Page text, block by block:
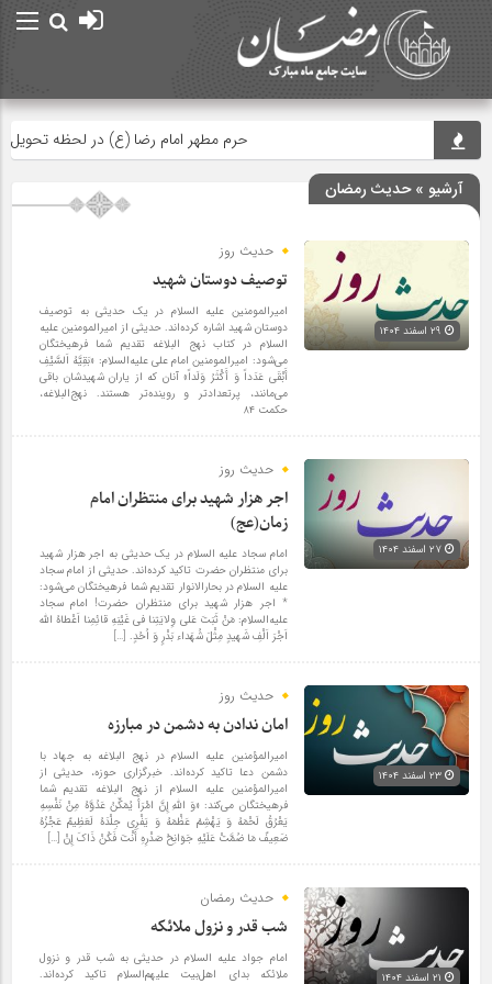
حرم مطهر امام رضا (ع) در لحظه تحویل سال
آرشیو » حدیث رمضان
حدیث روز
توصیف دوستان شهید
امیرالمومنین علیه السلام در یک حدیثی به توصیف
دوستان شهید اشاره کرده‌اند. حدیثی از امیرالمومنین علیه
السلام در کتاب نهج البلاغه تقدیم شما فرهیختگان
می‌شود: امیرالمومنین امام علی علیه‌السلام: «بَقِیَّهُ اَلسَّیْفِ
أَبْقَی عَدَداً وَ أَکْثَرُ وَلَداً» آنان که از یاران شهیدشان باقی
می‌مانند، پرتعدادتر و روینده‌تر هستند. نهج‌البلاغه،
حکمت ۸۴
حدیث روز
اجر هزار شهید برای منتظران امام
زمان(عج)
امام سجاد علیه السلام در یک حدیثی به اجر هزار شهید
برای منتظران حضرت تاکید کرده‌اند. حدیثی از امام سجاد
علیه السلام در بحارالانوار تقدیم شما فرهیختگان می‌شود:
* اجر هزار شهید برای منتظران حضرت! امام سجاد
علیه‌السلام: مَنْ ثَبَتَ عَلی وِلایَتِنا فی غَیْبَهِ قائِمِنا اَعْطاهُ اللّه
اَجْرَ اَلْفِ شَهیدٍ مِثْلَ شُهَداء بَدْرٍ وَ اُحُدٍ. […]
حدیث روز
امان ندادن به دشمن در مبارزه
امیرالمؤمنین علیه السلام در نهج البلاغه به جهاد با
دشمن دعا تاکید کرده‌اند. خبرگزاری حوزه، حدیثی از
امیرالمؤمنین علیه السلام از نهج البلاغه تقدیم شما
فرهیختگان می‌کند: «وَ اللَّهِ إِنَّ امْرَأً یُمَکِّنُ عَدُوَّهُ مِنْ نَفْسِهِ
یَعْرُقُ لَحْمَهُ وَ یَهْشِمُ عَظْمَهُ وَ یَفْرِی جِلْدَهُ لَعَظِیمٌ عَجْزُهُ
ضَعِیفٌ مَا ضُمَّتْ عَلَیْهِ جَوَانِحُ صَدْرِهِ أَنْتَ فَکُنْ ذَاکَ إِنْ […]
حدیث رمضان
شب قدر و نزول ملائکه
امام جواد علیه السلام در حدیثی به شب قدر و نزول
ملائکه بدای اهل‌بیت علیهم‌السلام تاکید کرده‌اند.